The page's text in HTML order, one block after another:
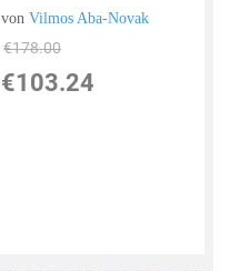
vonVilmos Aba-Novak
€178.00
€103.24